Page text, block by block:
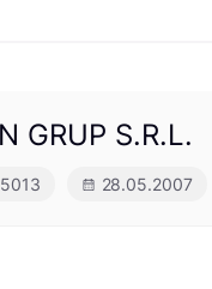
GRUP S.R.L.
28.05.2007